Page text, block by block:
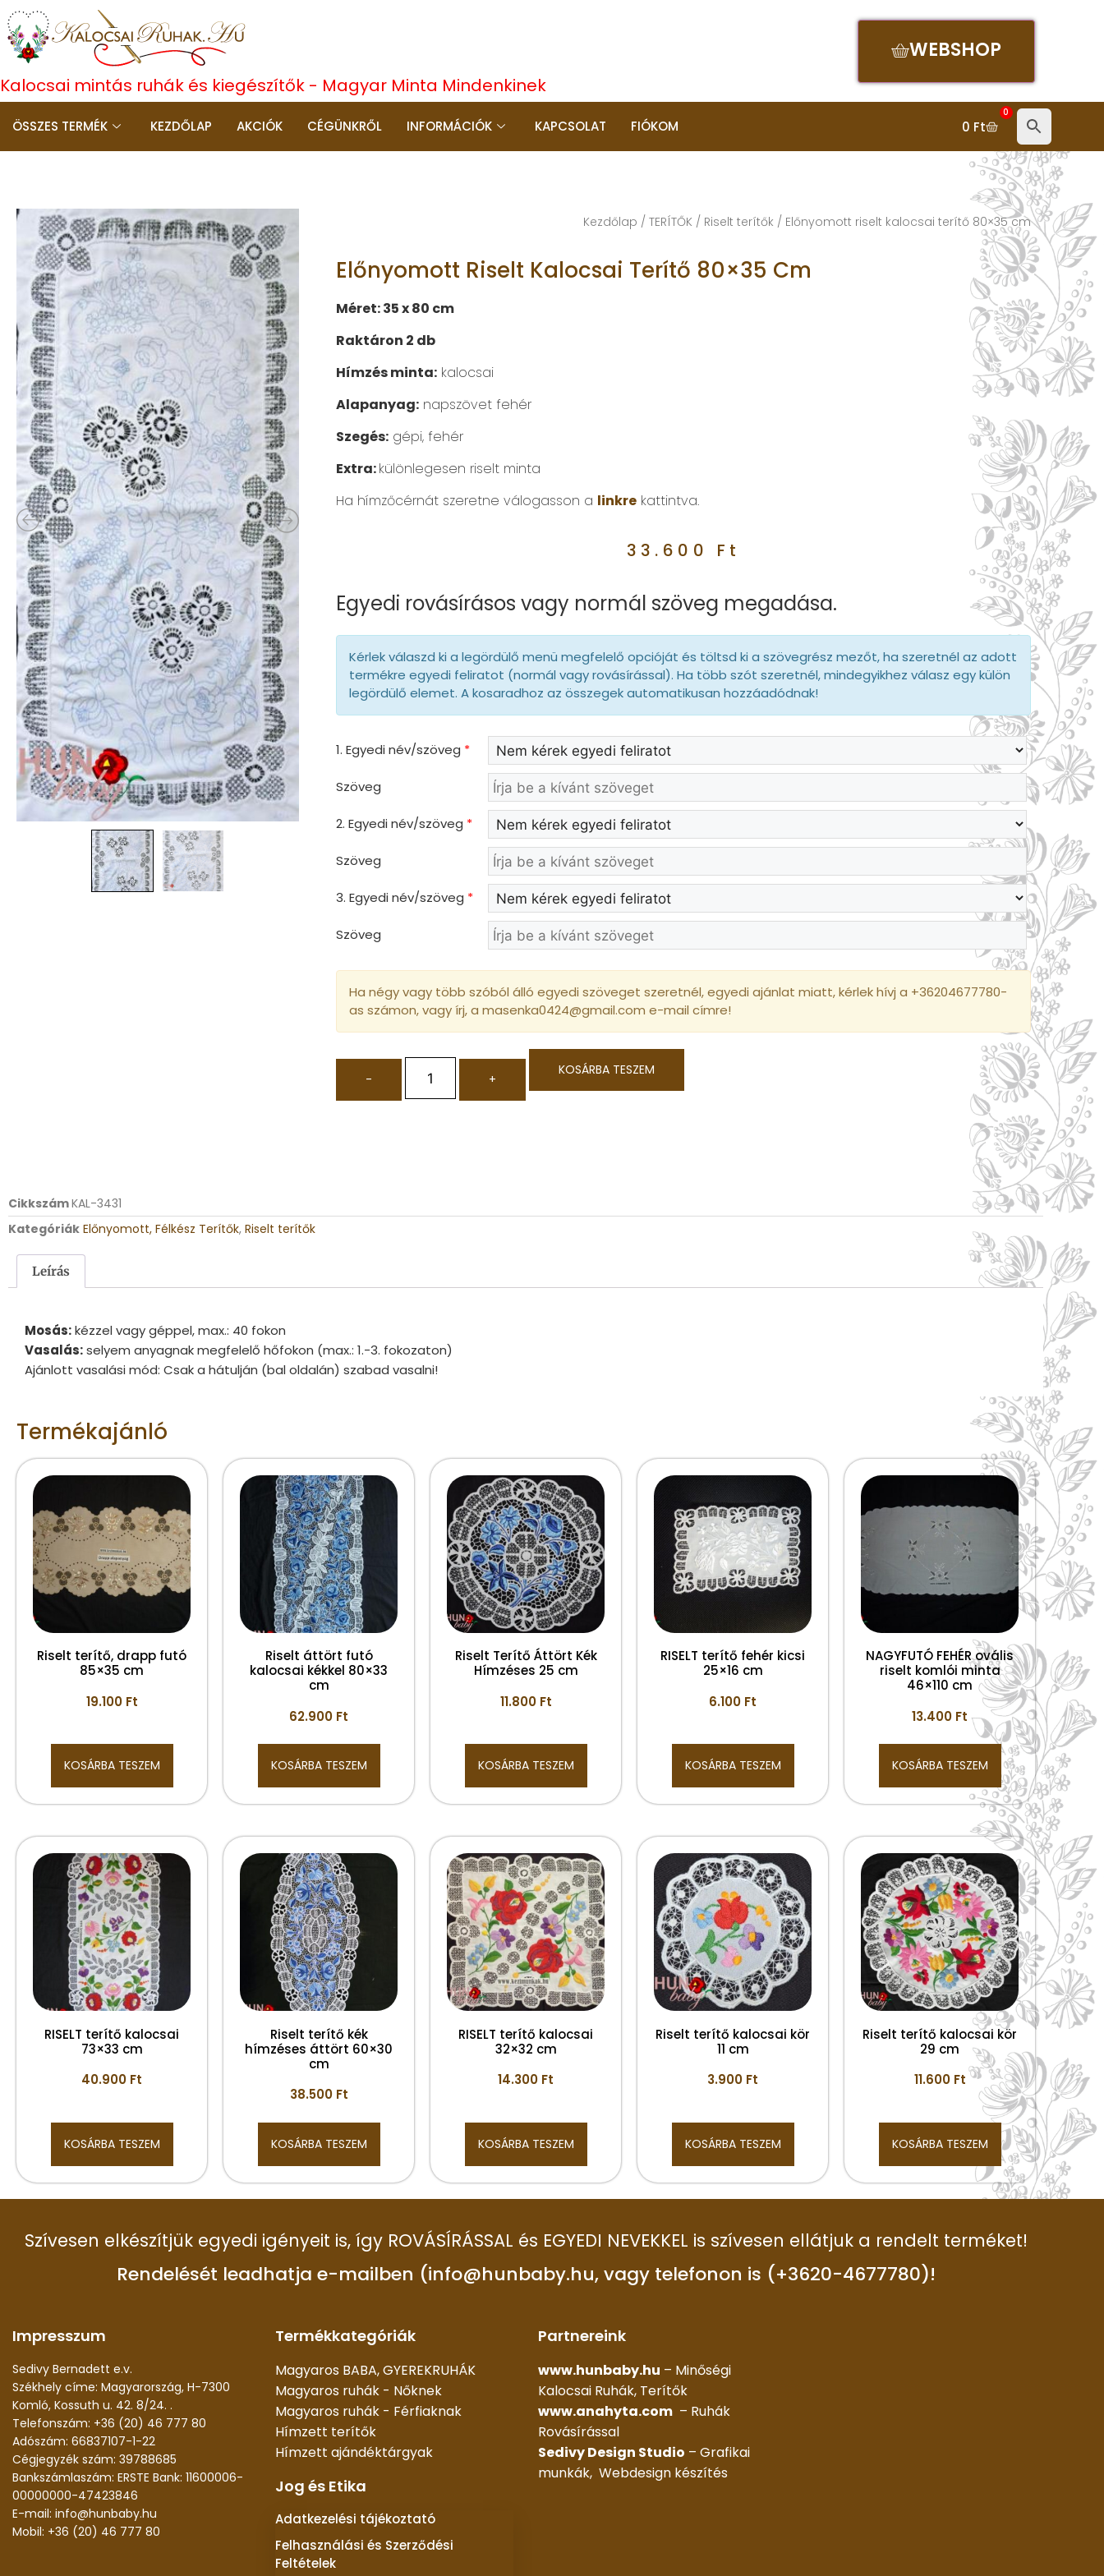
Kalocsai mintás ruhák és kiegészítők - Magyar Minta Mindenkinek
WEBSHOP
ÖSSZES TERMÉK KEZDŐLAP AKCIÓK CÉGÜNKRŐL INFORMÁCIÓK KAPCSOLAT FIÓKOM 0 Ft
0
Kezdőlap / TERÍTŐK / Riselt terítők / Előnyomott riselt kalocsai terítő 80×35 cm
Előnyomott Riselt Kalocsai Terítő 80×35 Cm
Méret: 35 x 80 cm
Raktáron 2 db
Hímzés minta: kalocsai
Alapanyag: napszövet fehér
Szegés: gépi, fehér
Extra:különlegesen riselt minta
Ha hímzőcérnát szeretne válogasson a linkre kattintva.
33.600 Ft
Egyedi rovásírásos vagy normál szöveg megadása.
Kérlek válaszd ki a legördülő menü megfelelő opcióját és töltsd ki a szövegrész mezőt, ha szeretnél az adott
termékre egyedi feliratot (normál vagy rovásírással). Ha több szót szeretnél, mindegyikhez válasz egy külön
legördülő elemet. A kosaradhoz az összegek automatikusan hozzáadódnak!
1. Egyedi név/szöveg *
Szöveg
2. Egyedi név/szöveg *
Szöveg
3. Egyedi név/szöveg *
Szöveg
Ha négy vagy több szóból álló egyedi szöveget szeretnél, egyedi ajánlat miatt, kérlek hívj a +36204677780-
as számon, vagy írj, a masenka0424@gmail.com e-mail címre!
- +
KOSÁRBA TESZEM
CikkszámKAL-3431
Kategóriák Előnyomott, Félkész Terítők, Riselt terítők
Leírás
Mosás:kézzel vagy géppel, max.: 40 fokon
Vasalás:selyem anyagnak megfelelő hőfokon (max.: 1.-3. fokozaton)
Ajánlott vasalási mód: Csak a hátulján (bal oldalán) szabad vasalni!
Termékajánló
Riselt terítő, drapp futó
85×35 cm
19.100 Ft
KOSÁRBA TESZEM
Riselt áttört futó
kalocsai kékkel 80×33
cm
62.900 Ft
KOSÁRBA TESZEM
Riselt Terítő Áttört Kék
Hímzéses 25 cm
11.800 Ft
KOSÁRBA TESZEM
RISELT terítő fehér kicsi
25×16 cm
6.100 Ft
KOSÁRBA TESZEM
NAGYFUTÓ FEHÉR ovális
riselt komlói minta
46×110 cm
13.400 Ft
KOSÁRBA TESZEM
RISELT terítő kalocsai
73×33 cm
40.900 Ft
KOSÁRBA TESZEM
Riselt terítő kék
hímzéses áttört 60×30
cm
38.500 Ft
KOSÁRBA TESZEM
RISELT terítő kalocsai
32×32 cm
14.300 Ft
KOSÁRBA TESZEM
Riselt terítő kalocsai kör
11 cm
3.900 Ft
KOSÁRBA TESZEM
Riselt terítő kalocsai kör
29 cm
11.600 Ft
KOSÁRBA TESZEM
Szívesen elkészítjük egyedi igényeit is, így ROVÁSÍRÁSSAL és EGYEDI NEVEKKEL is szívesen ellátjuk a rendelt terméket!
Rendelését leadhatja e-mailben (info@hunbaby.hu, vagy telefonon is (+3620-4677780)!
Impresszum
Sedivy Bernadett e.v.
Székhely címe: Magyarország, H-7300
Komló, Kossuth u. 42. 8/24. .
Telefonszám: +36 (20) 46 777 80
Adószám: 66837107-1-22
Cégjegyzék szám: 39788685
Bankszámlaszám: ERSTE Bank: 11600006-
00000000-47423846
E-mail: info@hunbaby.hu
Mobil: +36 (20) 46 777 80
Termékkategóriák
Magyaros BABA, GYEREKRUHÁK
Magyaros ruhák - Nőknek
Magyaros ruhák - Férfiaknak
Hímzett terítők
Hímzett ajándéktárgyak
Jog és Etika
Adatkezelési tájékoztató
Felhasználási és Szerződési
Feltételek
Partnereink
www.hunbaby.hu – Minőségi
Kalocsai Ruhák, Terítők
www.anahyta.com – Ruhák
Rovásírással
Sedivy Design Studio – Grafikai
munkák, Webdesign készítés